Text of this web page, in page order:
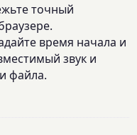
точный
время начала и
звук и
файла.